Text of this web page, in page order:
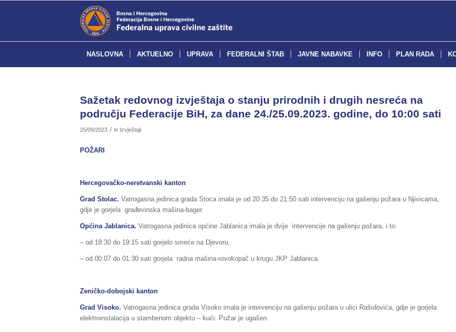
NASLOVNA AKTUELNO UPRAVA FEDERALNI ŠTAB JAVNE NABAVKE INFO PLAN RADA
Sažetak redovnog izvještaja o stanju prirodnih i drugih nesreća na
području Federacije BiH, za dane 24./25.09.2023. godine, do 10:00 sati
25/09/2023 / in Izvještaji
POŽARI
Hercegovačko-neretvanski kanton
Grad Stolac. Vatrogasna jedinica grada Stoca imala je od 20:35 do 21:50 sati intervenciju na gašenju požara u Njivicama,
gdje je gorjela građevinska mašina-bager.
Općina Jablanica. Vatrogasna jedinica općine Jablanica imala je dvije intervencije na gašenju požara, i to:
– od 18:30 do 19:15 sati gorjelo smeće na Djevoru,
– od 00:07 do 01:30 sati gorjela radna mašina-rovokopač u krugu JKP Jablanica.
Zeničko-dobojski kanton
Grad Visoko. Vatrogasna jedinica grada Visoko imala je intervenciju na gašenju požara u ulici Rašidovića, gdje je gorjela
elektroinstalacija u stambenom objektu – kući. Požar je ugašen.